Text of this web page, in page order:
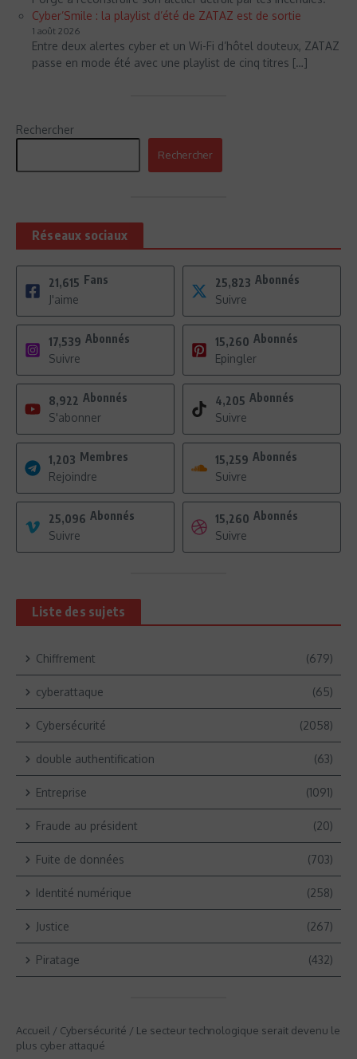
Cyber’Smile : la playlist d’été de ZATAZ est de sortie
1 août 2026
Entre deux alertes cyber et un Wi-Fi d’hôtel douteux, ZATAZ
passe en mode été avec une playlist de cinq titres […]
Rechercher
Rechercher
Réseaux sociaux
21,615 Fans
J'aime
25,823 Abonnés
Suivre
17,539 Abonnés
Suivre
15,260 Abonnés
Epingler
8,922 Abonnés
S'abonner
4,205 Abonnés
Suivre
1,203 Membres
Rejoindre
15,259 Abonnés
Suivre
25,096 Abonnés
Suivre
15,260 Abonnés
Suivre
Liste des sujets
Chiffrement (679)
cyberattaque (65)
Cybersécurité (2058)
double authentification (63)
Entreprise (1091)
Fraude au président (20)
Fuite de données (703)
Identité numérique (258)
Justice (267)
Piratage (432)
Accueil / Cybersécurité / Le secteur technologique serait devenu le
plus cyber attaqué